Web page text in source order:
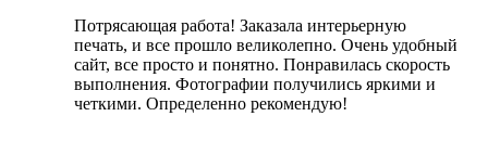
Потрясающая работа! Заказала интерьерную
печать, и все прошло великолепно. Очень удобный
сайт, все просто и понятно. Понравилась скорость
выполнения. Фотографии получились яркими и
четкими. Определенно рекомендую!